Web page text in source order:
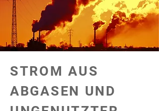
STROM AUS
ABGASEN UND